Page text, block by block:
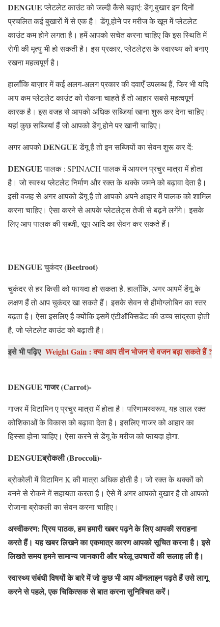
DENGUEप्लेटलेट काउंट को जल्दी कैसे बढ़ाएं: डेंगू बुखार इन दिनों
प्रचलित कई बुखारों में से एक है। डेंगू होने पर मरीज के खून में प्लेटलेट
काउंट कम होने लगता है। हमें आपको सचेत करना चाहिए कि इस स्थिति में
रोगी की मृत्यु भी हो सकती है। इस प्रकार, प्लेटलेट्स के स्वास्थ्य को बनाए
रखना महत्वपूर्ण है।
हालाँकि बाज़ार में कई अलग-अलग प्रकार की दवाएँ उपलब्ध हैं, फिर भी यदि
आप कम प्लेटलेट काउंट को रोकना चाहते हैं तो आहार सबसे महत्वपूर्ण
कारक है। इस वजह से आपको अधिक सब्जियां खाना शुरू कर देना चाहिए।
यहां कुछ सब्जियां हैं जो आपको डेंगू होने पर खानी चाहिए।
अगर आपकोDENGUEडेंगू है तो इन सब्जियों का सेवन शुरू कर दें:
DENGUEपालक : SPINACH पालक में आयरन प्रचुर मात्रा में होता
है। जो स्वस्थ प्लेटलेट निर्माण और रक्त के थक्के जमने को बढ़ावा देता है।
इसी वजह से अगर आपको डेंगू है तो आपको अपने आहार में पालक को शामिल
करना चाहिए। ऐसा करने से आपके प्लेटलेट्स तेजी से बढ़ने लगेंगे। इसके
लिए आप पालक की सब्जी, सूप आदि का सेवन कर सकते हैं।
DENGUEचुकंदर(Beetroot)
चुकंदर से हर किसी को फायदा हो सकता है. हालाँकि, अगर आपमें डेंगू के
लक्षण हैं तो आप चुकंदर खा सकते हैं। इसके सेवन से हीमोग्लोबिन का स्तर
बढ़ता है। ऐसा इसलिए है क्योंकि इसमें एंटीऑक्सिडेंट की उच्च सांद्रता होती
है, जो प्लेटलेट काउंट को बढ़ाती है।
इसे भी पढ़िए Weight Gain : क्या आप तीन भोजन से वजन बढ़ा सकते हैं ?
DENGUE गाजर (Carrot)-
गाजर में विटामिन ए प्रचुर मात्रा में होता है। परिणामस्वरूप, यह लाल रक्त
कोशिकाओं के विकास को बढ़ावा देता है। इसलिए गाजर को आहार का
हिस्सा होना चाहिए। ऐसा करने से डेंगू के मरीज को फायदा होगा.
DENGUEब्रोकली (Broccoli)-
ब्रोकोली में विटामिन K की मात्रा अधिक होती है। जो रक्त के थक्कों को
बनने से रोकने में सहायता करता है। ऐसे में अगर आपको बुखार है तो आपको
रोजाना ब्रोकली का सेवन करना चाहिए।
अस्वीकरण: प्रिय पाठक, हम हमारी खबर पढ़ने के लिए आपकी सराहना
करते हैं। यह खबर लिखने का एकमात्र कारण आपको सूचित करना है। इसे
लिखते समय हमने सामान्य जानकारी और घरेलू उपचारों की सलाह ली है।
स्वास्थ्य संबंधी विषयों के बारे में जो कुछ भी आप ऑनलाइन पढ़ते हैं उसे लागू
करने से पहले, एक चिकित्सक से बात करना सुनिश्चित करें।